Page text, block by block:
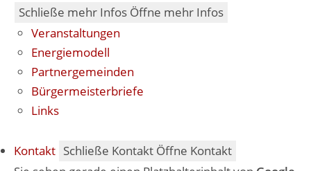
Schließe mehr Infos Öffne mehr Infos
Veranstaltungen
Energiemodell
Partnergemeinden
Bürgermeisterbriefe
Links
Kontakt Schließe Kontakt Öffne Kontakt